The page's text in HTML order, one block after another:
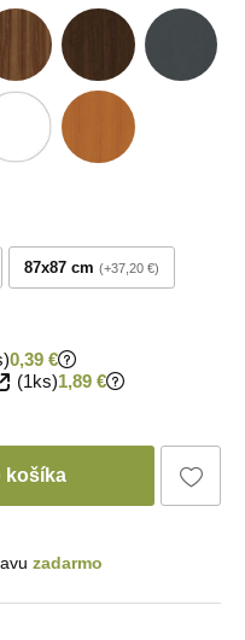
87x87 cm +37,20 €
0,39 €
(1ks)1,89 €
košíka
zadarmo